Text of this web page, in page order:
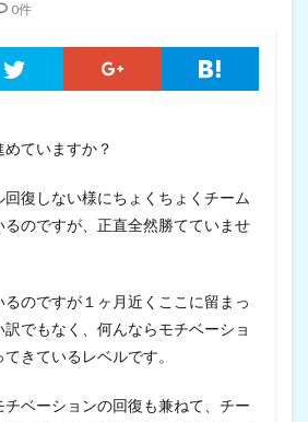
0件
ていますか？
復しない様にちょくちょくチーム
のですが、正直全然勝てていませ
のですが１ヶ月近くここに留まっ
でもなく、何んならモチベーショ
きているレベルです。
ベーションの回復も兼ねて、チー